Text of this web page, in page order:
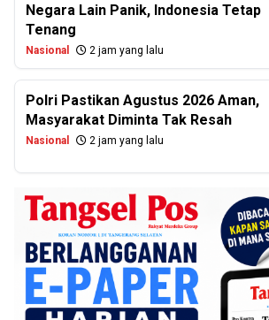
Negara Lain Panik, Indonesia Tetap
Tenang
Nasional 2 jam yang lalu
Polri Pastikan Agustus 2026 Aman,
Masyarakat Diminta Tak Resah
Nasional 2 jam yang lalu